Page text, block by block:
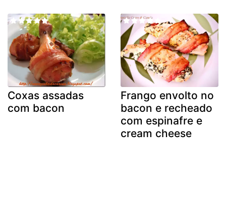
Coxas assadas
com bacon
Frango envolto no
bacon e recheado
com espinafre e
cream cheese